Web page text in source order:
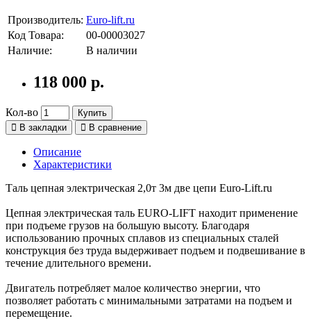
Производитель: Euro-lift.ru
Код Товара:
00-00003027
Наличие:
В наличии
118 000 р.
Кол-во
Купить
В закладки
В сравнение
Описание
Характеристики
Таль цепная электрическая 2,0т 3м две цепи Euro-Lift.ru
Цепная электрическая таль EURO-LIFT находит применение
при подъеме грузов на большую высоту. Благодаря
использованию прочных сплавов из специальных сталей
конструкция без труда выдерживает подъем и подвешивание в
течение длительного времени.
Двигатель потребляет малое количество энергии, что
позволяет работать с минимальными затратами на подъем и
перемещение.